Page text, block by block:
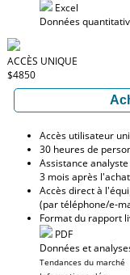
Excel
Données
ACCÈS UNIQUE
$4850
Accès utilisateur
30 heures de
Assistance
3 mois après l'achat
Accès direct à
(par téléphone/e-
Format du rapport
PDF
Données et
Tendances du marché